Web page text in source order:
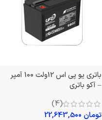
باتری یو پی اس 12ولت 100 آمپر
– آکو باتری
(4)
تومان